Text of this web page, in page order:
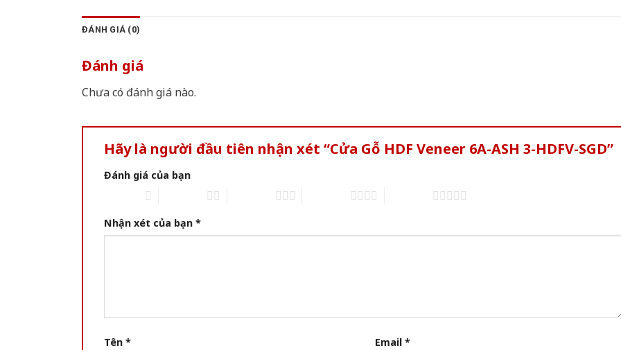
ĐÁNH GIÁ (0)
Đánh giá
Chưa có đánh giá nào.
Hãy là người đầu tiên nhận xét “Cửa Gỗ HDF Veneer 6A-ASH 3-HDFV-SGD”
Đánh giá của bạn
Nhận xét của bạn *
Tên * Email *